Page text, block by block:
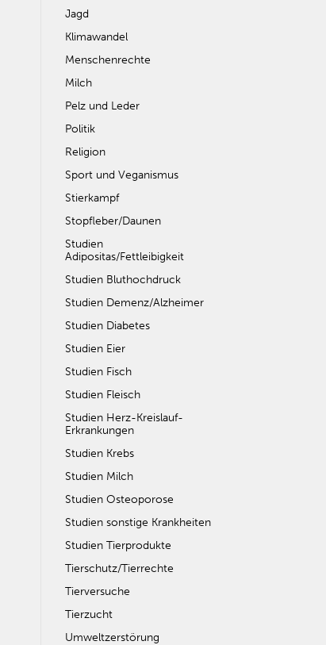
Jagd
Klimawandel
Menschenrechte
Milch
Pelz und Leder
Politik
Religion
Sport und Veganismus
Stierkampf
Stopfleber/Daunen
Studien
Adipositas/Fettleibigkeit
Studien Bluthochdruck
Studien Demenz/Alzheimer
Studien Diabetes
Studien Eier
Studien Fisch
Studien Fleisch
Studien Herz-Kreislauf-
Erkrankungen
Studien Krebs
Studien Milch
Studien Osteoporose
Studien sonstige Krankheiten
Studien Tierprodukte
Tierschutz/Tierrechte
Tierversuche
Tierzucht
Umweltzerstörung